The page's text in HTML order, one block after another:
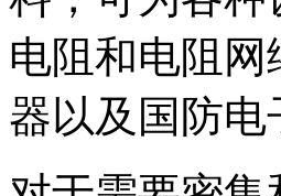
电阻和电阻
器以及国防电